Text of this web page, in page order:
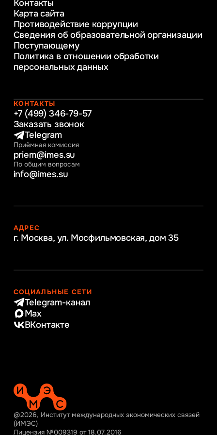
Управление инновационным развитием
предприятия
Уголовное право
Информационные технологии в бизнесе
Информационное и программное
обеспечение бизнес процессов
Управление человеческими ресурсами
Интернет-маркетинг
Контакты
Карта сайта
Противодействие коррупции
Сведения об образовательной организации
Поступающему
Политика в отношении обработки
персональных данных
КОНТАКТЫ
+7 (499) 346-79-57
Заказать звонок
Telegram
Приёмная комиссия
priem@imes.su
По общим вопросам
info@imes.su
АДРЕС
г. Москва, ул. Мосфильмовская, дом 35
СОЦИАЛЬНЫЕ СЕТИ
Telegram-канал
Max
ВКонтакте
@2026, Институт международных экономических связей
(ИМЭС)
Лицензия №009319 от 18.07.2016